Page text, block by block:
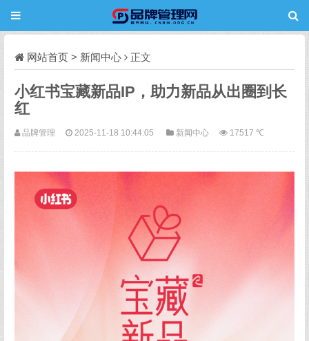
网站首页 > 新闻中心 正文
小红书宝藏新品IP，助力新品从出圈到长
红
品牌管理 2025-11-18 10:44:05 新闻中心 17517 ℃